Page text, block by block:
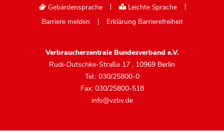
Gebärdensprache
Leichte Sprache
Barriere melden
Erklärung Barrierefreiheit
Verbraucherzentrale Bundesverband e.V.
Rudi-Dutschke-Straße 17 , 10969 Berlin
Tel.: 030/25800-0
Fax: 030/25800-518
info@vzbv.de